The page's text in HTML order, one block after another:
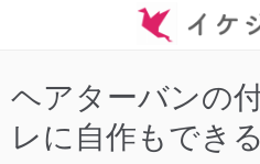
ヘアターバンの
レに自作もできる